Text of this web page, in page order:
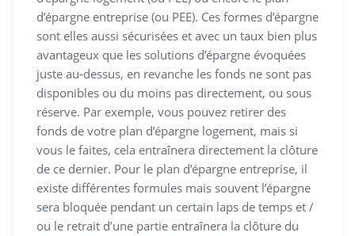
d’épargne entreprise (ou PEE). Ces formes d’épargne
sont elles aussi sécurisées et avec un taux bien plus
avantageux que les solutions d’épargne évoquées
juste au-dessus, en revanche les fonds ne sont pas
disponibles ou du moins pas directement, ou sous
réserve. Par exemple, vous pouvez retirer des
fonds de votre plan d’épargne logement, mais si
vous le faites, cela entraînera directement la clôture
de ce dernier. Pour le plan d’épargne entreprise, il
existe différentes formules mais souvent l’épargne
sera bloquée pendant un certain laps de temps et /
ou le retrait d’une partie entraînera la clôture du